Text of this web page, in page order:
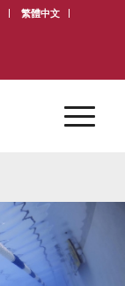
繁體中文